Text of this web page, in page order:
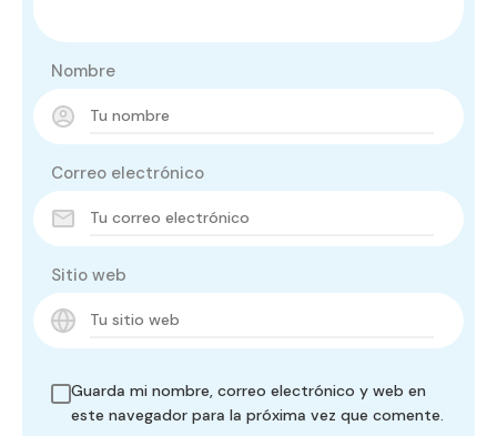
Nombre
Correo electrónico
Sitio web
Guarda mi nombre, correo electrónico y web en
este navegador para la próxima vez que comente.